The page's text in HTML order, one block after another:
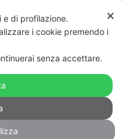
di Wolf, di Cornelia De
le infinite sindromi
✕
e di profilazione.
i cookie premendo i
senza accettare.